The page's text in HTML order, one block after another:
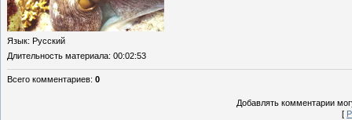
Язык: Русский
Длительность материала: 00:02:53
Всего комментариев: 0
Добавлять комментарии
[